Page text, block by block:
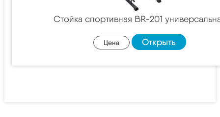
Стойка спортивная BR-201
Цена Открыть